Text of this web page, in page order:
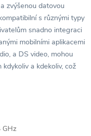
zvýšenou datovou
s různými typy
snadno integraci
mobilními aplikacemi
a DS video, mohou
a kdekoliv, což
GHz